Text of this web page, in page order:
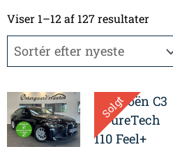
Viser 1–12 af 127 resultaterefter
Solgt